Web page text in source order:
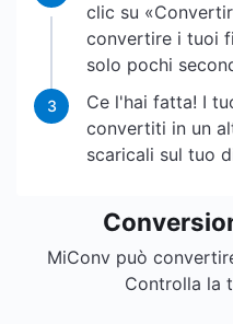
clic su
convertire i tuoi
solo pochi
3
Ce l'hai fatta! I
convertiti in un
scaricali sul tuo
MiConv può
Controlla la